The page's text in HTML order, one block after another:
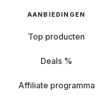
AANBIEDINGEN
Top producten
Deals %
Affiliate programma